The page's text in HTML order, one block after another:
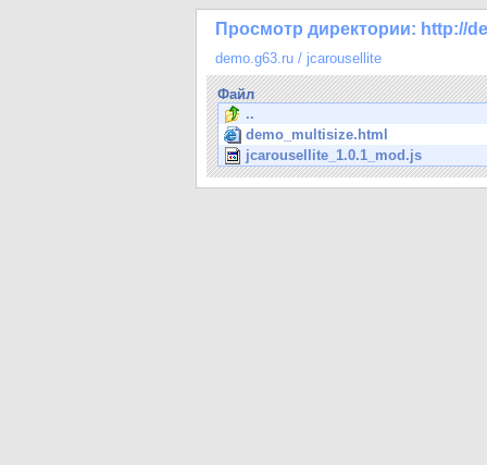
Просмотр директории: http://
demo.g63.ru / jcarousellite
Файл
..
demo_multisize.html
jcarousellite_1.0.1_mod.js